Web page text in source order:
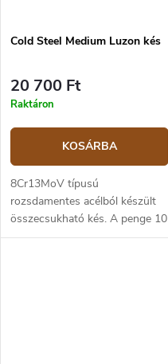
Cold Steel Medium Luzon kés
20 700 Ft
Raktáron
KOSÁRBA
8Cr13MoV típusú
rozsdamentes acélból készült
összecsukható kés. A penge 10
cm hosszú. Nylon markolat -